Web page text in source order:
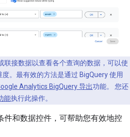
联接数据以查看各个查询的数据，可以使
。最有效的方法是通过 BigQuery 使用
Analytics BigQuery 导出功能。 您还
能执行此操作。
件和数据控件，可帮助您有效地控